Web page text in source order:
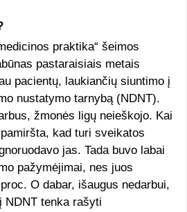
praktika“ šeimos
pastaraisiais metais
pacientų, laukiančių siuntimo į
nustatymo tarnybą (NDNT).
žmonės ligų neieškojo. Kai
kad turi sveikatos
jas. Tada buvo labai
pažymėjimai, nes juos
O dabar, išaugus nedarbui,
NDNT tenka rašyti